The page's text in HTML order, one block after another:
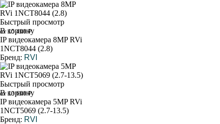
Быстрый просмотр
В корзину
от 15 400 ₽
IP видеокамера 8MP RVi
1NCT8044 (2.8)
Бренд: RVI
Быстрый просмотр
В корзину
от 13 600 ₽
IP видеокамера 5MP RVi
1NCT5069 (2.7-13.5)
Бренд: RVI